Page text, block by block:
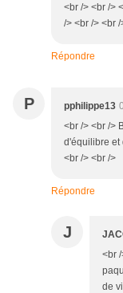
<br /> <br />
/> <br /> <br /
Répondre
P pphilippe13
<br /> <br />
d'équilibre et
<br /> <br />
Répondre
J
<br
de